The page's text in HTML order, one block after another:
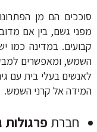
סוככים הם מן
מפני גשם, בין אם
קבועים. במדינה כמו
השמש, ומאפשרים
לאנשים בעלי בית עם
המידה אל קרני השמש.
חברת פרגולות